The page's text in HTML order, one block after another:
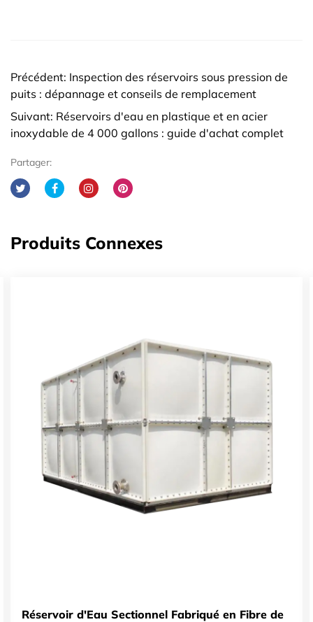
Précédent: Inspection des réservoirs sous pression de
puits : dépannage et conseils de remplacement
Suivant: Réservoirs d'eau en plastique et en acier
inoxydable de 4 000 gallons : guide d'achat complet
Partager:
Produits Connexes
en Fibre de
Réservoir d'Eau Sectionnel de Type